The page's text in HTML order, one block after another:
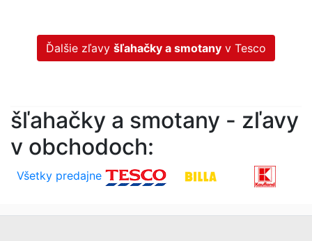
Ďalšie zľavy šľahačky a smotany v Tesco
šľahačky a smotany - zľavy
v obchodoch:
Všetky predajne